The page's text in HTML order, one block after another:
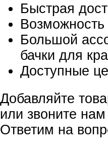
Быстрая
Большой
бачки для
Доступные
Добавляйте
или звоните
Ответим на